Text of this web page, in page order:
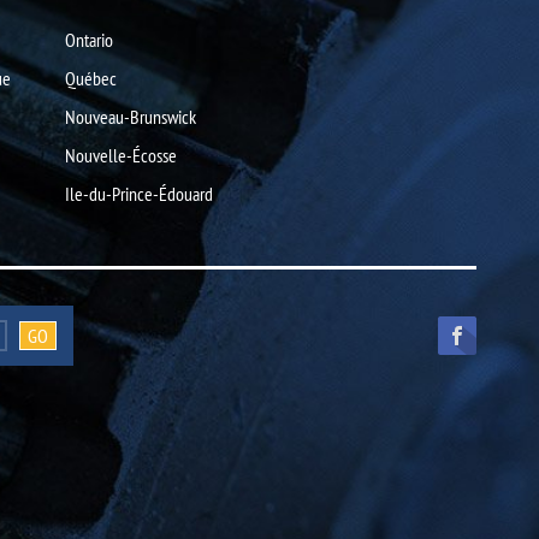
Ontario
Québec
Nouveau-Brunswick
Nouvelle-Écosse
Ile-du-Prince-Édouard